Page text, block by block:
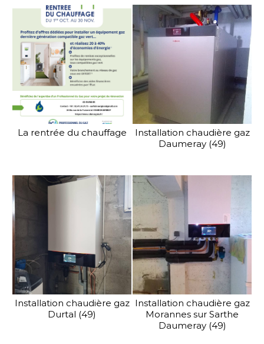
La rentrée du chauffage
Installation chaudière gaz
Daumeray (49)
Installation chaudière gaz
Durtal (49)
Installation chaudière gaz
Morannes sur Sarthe
Daumeray (49)